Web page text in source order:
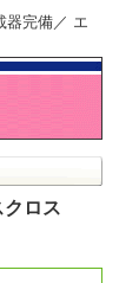
器完備／ エ
クロス